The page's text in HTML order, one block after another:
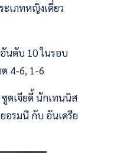
ะเภทหญิงเดี่ยว
นดับ 10 ในรอบ
4-6, 1-6
ซูตเจียดี้ นักเทนนิส
อรมนี กับ อันเดรีย